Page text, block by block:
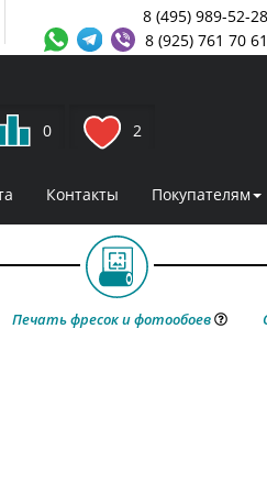
8 (495) 989-52-28
8 (925) 761 70 61
0 2
Контакты Покупателям
Печать фресок и фотообоев